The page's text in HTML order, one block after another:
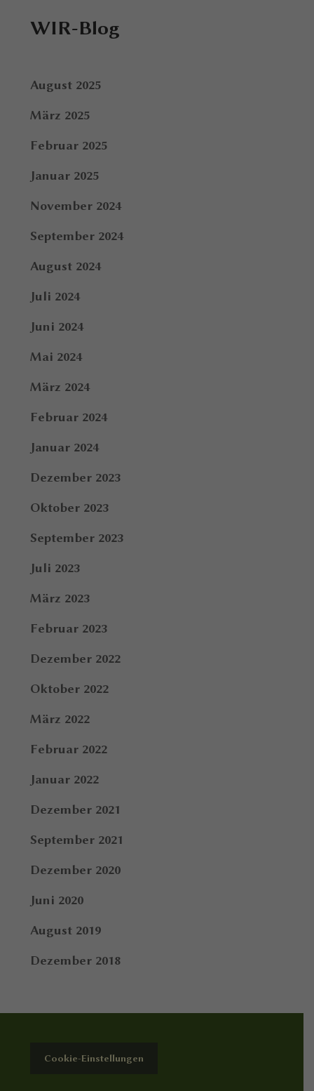
WIR-Blog
August 2025
März 2025
Februar 2025
Januar 2025
November 2024
September 2024
August 2024
Juli 2024
Juni 2024
Mai 2024
März 2024
Februar 2024
Januar 2024
Dezember 2023
Oktober 2023
September 2023
Juli 2023
März 2023
Februar 2023
Dezember 2022
Oktober 2022
März 2022
Februar 2022
Januar 2022
Dezember 2021
September 2021
Dezember 2020
Juni 2020
August 2019
Dezember 2018
Cookie-Einstellungen